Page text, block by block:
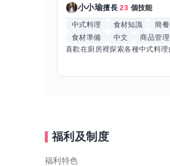
小小瑜擅長23 個技能
中式料理 食材知識
簡
食材準備
中文 商品管理
福利及制度
福利特色